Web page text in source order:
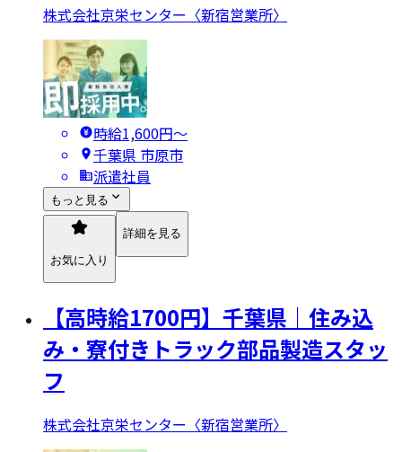
株式会社京栄センター〈新宿営業所〉
時給1,600円〜
千葉県 市原市
派遣社員
もっと見る
お気に入り
詳細を見る
【高時給1700円】千葉県｜住み込
み・寮付きトラック部品製造スタッ
フ
株式会社京栄センター〈新宿営業所〉